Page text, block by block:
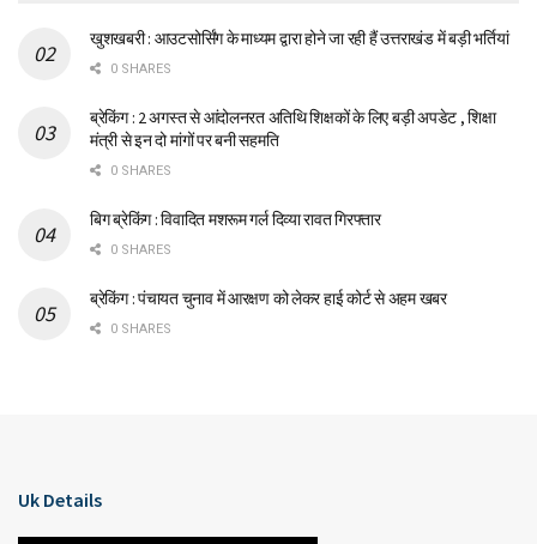
खुशखबरी : आउटसोर्सिंग के माध्यम द्वारा होने जा रही हैं उत्तराखंड में बड़ी भर्तियां
0 SHARES
ब्रेकिंग : 2 अगस्त से आंदोलनरत अतिथि शिक्षकों के लिए बड़ी अपडेट , शिक्षा
मंत्री से इन दो मांगों पर बनी सहमति
0 SHARES
बिग ब्रेकिंग : विवादित मशरूम गर्ल दिव्या रावत गिरफ्तार
0 SHARES
ब्रेकिंग : पंचायत चुनाव में आरक्षण को लेकर हाई कोर्ट से अहम खबर
0 SHARES
Uk Details